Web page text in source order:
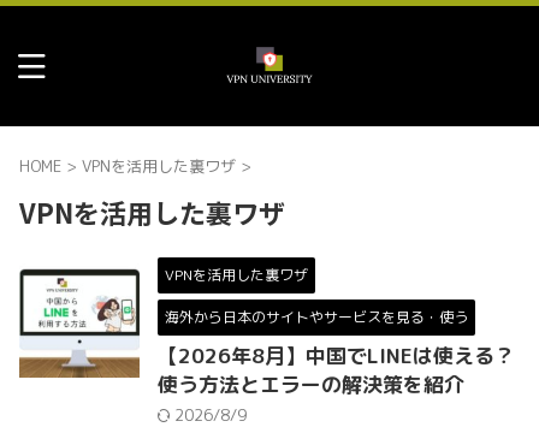
HOME > VPNを活用した裏ワザ >
VPNを活用した裏ワザ
VPNを活用した裏ワザ
海外から日本のサイトやサービスを見る・使う
【2026年8月】中国でLINEは使える？
使う方法とエラーの解決策を紹介
2026/8/9